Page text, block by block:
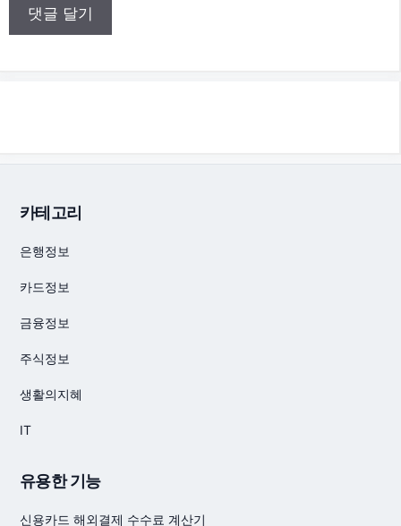
카테고리
은행정보
카드정보
금융정보
주식정보
생활의지혜
IT
유용한 기능
신용카드 해외결제 수수료 계산기